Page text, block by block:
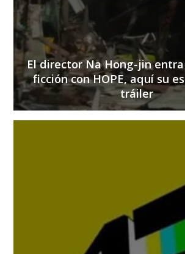
El director Na Hong-jin
ficción con HOPE, aquí su
tráiler